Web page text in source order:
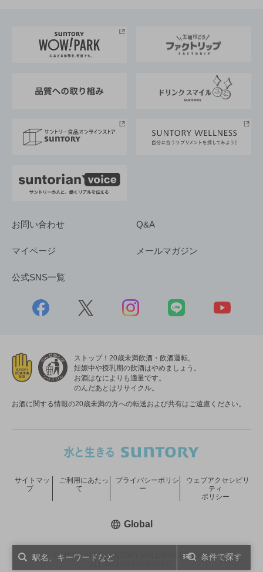
条件で探す
地域情報
サントリーサンバーズ大阪
サントリーが考えるサステナビリティ経営
企業概要
採用情報
お問い合わせ Q&A
マイページ メールマガジン
公式SNS一覧
ストップ！20歳未満飲酒・飲酒運転。
妊娠中や授乳期の飲酒はやめましょう。
お酒はなによりも適量です。
のんだあとはリサイクル。
お酒に関する情報の20歳未満の方への転送および共有はご遠慮ください。
COPYRIGHT © SUNTORY HOLDINGS LIMITED.
サイトマッ
プ
ご利用にあたっ
て
プライバシーポリシ
ー
ウェブアクセシビリ
ティ
ポリシー
Global新しいウィンドウで開く